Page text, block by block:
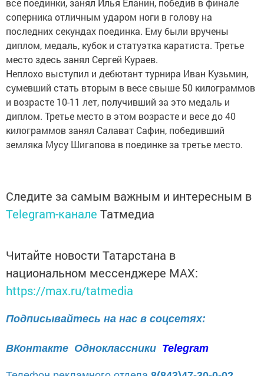
все поединки, занял Илья Еланин, победив в финале
соперника отличным ударом ноги в голову на
последних секундах поединка. Ему были вручены
диплом, медаль, кубок и статуэтка каратиста. Третье
место здесь занял Сергей Кураев.
Неплохо выступил и дебютант турнира Иван Кузьмин,
сумевший стать вторым в весе свыше 50 килограммов
и возрасте 10-11 лет, получивший за это медаль и
диплом. Третье место в этом возрасте и весе до 40
килограммов занял Салават Сафин, победивший
земляка Мусу Шигапова в поединке за третье место.
Следите за самым важным и интересным в
Telegram-канале Татмедиа
Читайте новости Татарстана в
национальном мессенджере MАХ:
https://max.ru/tatmedia
Подписывайтесь на нас в соцсетях:
ВКонтакте Одноклассники Telegram